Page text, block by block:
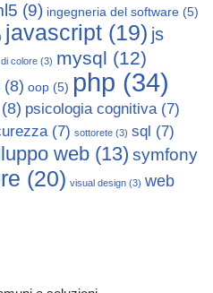
(9) ingegneria del software (5)
javascript (19) js
colore (3) mysql (12)
(8) oop (5) php (34)
(8) psicologia cognitiva(7)
(7) sottorete (3) sql (7)
web (13) symfony
(20) visual design (3) web